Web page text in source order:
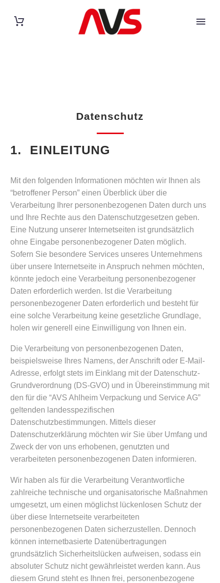
Datenschutz
1. EINLEITUNG
Mit den folgenden Informationen möchten wir Ihnen als
“betroffener Person” einen Überblick über die
Verarbeitung Ihrer personenbezogenen Daten durch uns
und Ihre Rechte aus den Datenschutzgesetzen geben.
Eine Nutzung unserer Internetseiten ist grundsätzlich
ohne Eingabe personenbezogener Daten möglich.
Sofern Sie besondere Services unseres Unternehmens
über unsere Internetseite in Anspruch nehmen möchten,
könnte jedoch eine Verarbeitung personenbezogener
Daten erforderlich werden. Ist die Verarbeitung
personenbezogener Daten erforderlich und besteht für
eine solche Verarbeitung keine gesetzliche Grundlage,
holen wir generell eine Einwilligung von Ihnen ein.
Die Verarbeitung von personenbezogenen Daten,
beispielsweise Ihres Namens, der Anschrift oder E-Mail-
Adresse, erfolgt stets im Einklang mit der Datenschutz-
Grundverordnung (DS-GVO) und in Übereinstimmung mit
den für die “AVS Ahlheim Verpackung und Service AG”
geltenden landesspezifischen
Datenschutzbestimmungen. Mittels dieser
Datenschutzerklärung möchten wir Sie über Umfang und
Zweck der von uns erhobenen, genutzten und
verarbeiteten personenbezogenen Daten informieren.
Wir haben als für die Verarbeitung Verantwortliche
zahlreiche technische und organisatorische Maßnahmen
umgesetzt, um einen möglichst lückenlosen Schutz der
über diese Internetseite verarbeiteten
personenbezogenen Daten sicherzustellen. Dennoch
können internetbasierte Datenübertragungen
grundsätzlich Sicherheitslücken aufweisen, sodass ein
absoluter Schutz nicht gewährleistet werden kann. Aus
diesem Grund steht es Ihnen frei, personenbezogene